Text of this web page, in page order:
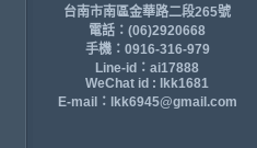
台南市南區金華路二段265號
電話：(06)2920668
手機：0916-316-979
Line-id：ai17888
WeChat id : lkk1681
E-mail：lkk6945@gmail.com